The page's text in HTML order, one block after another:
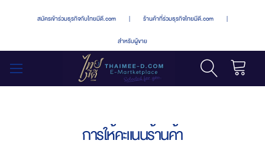
สมัครเข้าร่วมธุรกิจกับไทยมีดี.com | ร้านค้าที่ร่วมธุรกิจไทยมีดี.com |
สำหรับผู้ขาย
การให้คะแนนร้านค้า